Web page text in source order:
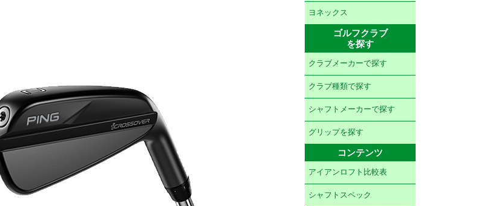
ヨネックス
ゴルフクラブ
を探す
クラブメーカーで探す
クラブ種類で探す
シャフトメーカーで探す
グリップを探す
コンテンツ
アイアンロフト比較表
シャフトスペック